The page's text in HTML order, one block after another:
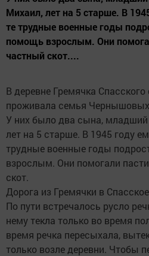
Михаил, лет на 5 старше. В
те трудные военные годы
помощь взрослым. Они
частный скот....
В деревне Гремячка Спасского
проживала семья
У них было два сына,
лет на 5 старше. В 1945 году
трудные военные годы
взрослым. Они помогали
скот.
Дорога из Гремячки в
По пути встречалось русло
нему текла только во время
время речка пересыхала,
только возле деревни. Чтобы